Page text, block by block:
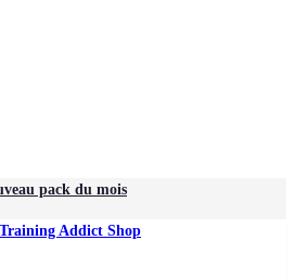
pack du mois